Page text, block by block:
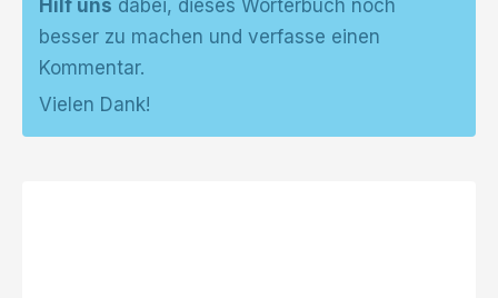
Hilf uns dabei, dieses Wörterbuch noch
besser zu machen und verfasse einen
Kommentar.
Vielen Dank!